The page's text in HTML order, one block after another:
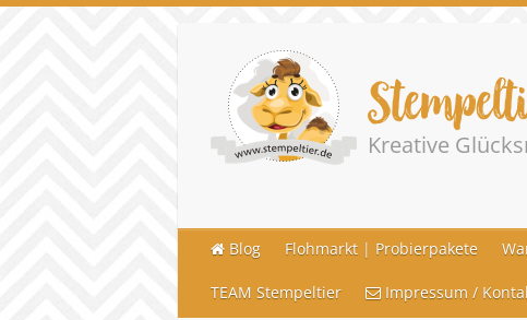
Kreative
Blog Flohmarkt | Probierpakete
TEAM Stempeltier Impressum /